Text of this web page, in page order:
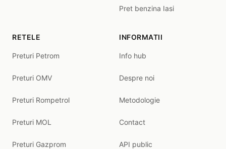
Pret benzina Iasi
RETELE
Preturi Petrom
Preturi OMV
Preturi Rompetrol
Preturi MOL
Preturi Gazprom
INFORMATII
Info hub
Despre noi
Metodologie
Contact
API public